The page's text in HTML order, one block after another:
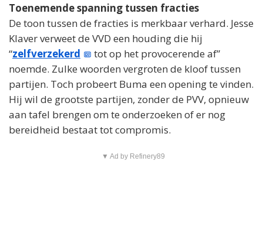
Toenemende spanning tussen fracties
De toon tussen de fracties is merkbaar verhard. Jesse
Klaver verweet de VVD een houding die hij
“zelfverzekerd
tot op het provocerende af”
noemde. Zulke woorden vergroten de kloof tussen
partijen. Toch probeert Buma een opening te vinden.
Hij wil de grootste partijen, zonder de PVV, opnieuw
aan tafel brengen om te onderzoeken of er nog
bereidheid bestaat tot compromis.
▼ Ad by Refinery89